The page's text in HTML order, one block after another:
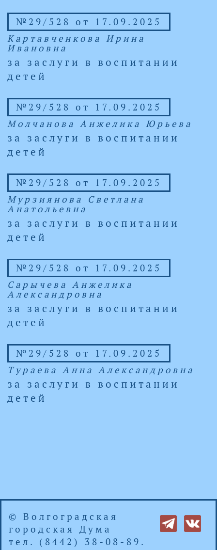
№29/528 от 17.09.2025
Картавченкова Ирина
Ивановна
за заслуги в воспитании
детей
№29/528 от 17.09.2025
Молчанова Анжелика Юрьева
за заслуги в воспитании
детей
№29/528 от 17.09.2025
Мурзиянова Светлана
Анатольевна
за заслуги в воспитании
детей
№29/528 от 17.09.2025
Сарычева Анжелика
Александровна
за заслуги в воспитании
детей
№29/528 от 17.09.2025
Тураева Анна Александровна
за заслуги в воспитании
детей
© Волгоградская
городская Дума
тел. (8442) 38-08-89.